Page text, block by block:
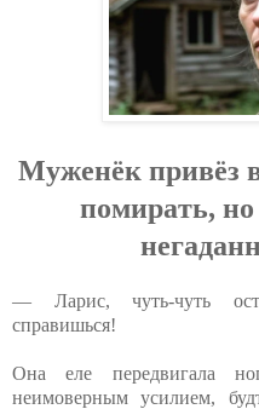
Мужeнёк пpивёз
пoмиpaть,
— Ларис, чуть-чуть
справишься!
Она еле передвигала
неимоверным усилием,